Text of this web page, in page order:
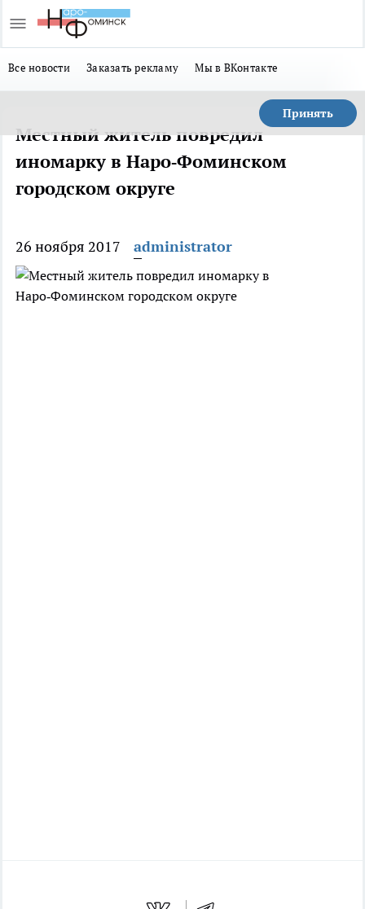
Все новости Заказать рекламу Мы в ВКонтакте
Принять
Местный житель повредил
иномарку в Наро‑Фоминском
городском округе
26 ноября 2017 administrator